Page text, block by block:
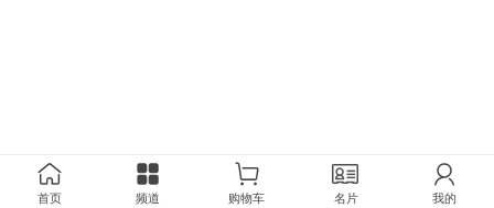
首页 频道 购物车 名片 我的